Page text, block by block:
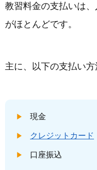
教習料金の支払いは
がほとんどです。
主に、以下の支払い方
現金
クレジットカード
口座振込